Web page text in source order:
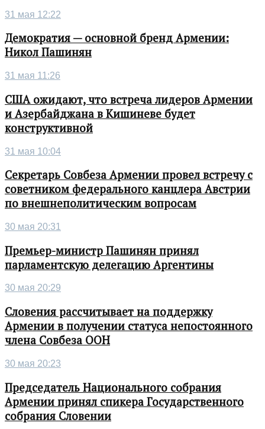
31 мая 12:22
Демократия — основной бренд Армении:
Никол Пашинян
31 мая 11:26
США ожидают, что встреча лидеров Армении
и Азербайджана в Кишиневе будет
конструктивной
31 мая 10:04
Секретарь Совбеза Армении провел встречу с
советником федерального канцлера Австрии
по внешнеполитическим вопросам
30 мая 20:31
Премьер-министр Пашинян принял
парламентскую делегацию Аргентины
30 мая 20:29
Словения рассчитывает на поддержку
Армении в получении статуса непостоянного
члена Совбеза ООН
30 мая 20:23
Председатель Национального собрания
Армении принял спикера Государственного
собрания Словении